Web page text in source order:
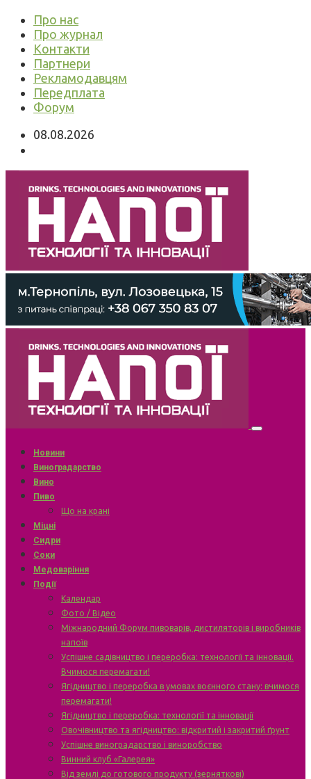
Про нас
Про журнал
Контакти
Партнери
Рекламодавцям
Передплата
Форум
08.08.2026
Новини
Виноградарство
Вино
Пиво
Що на крані
Міцні
Сидри
Соки
Медоваріння
Події
Календар
Фото / Відео
Міжнародний Форум пивоварів, дистиляторів і виробників
напоїв
Успішне садівництво і переробка: технології та інновації.
Вчимося перемагати!
Ягідництво і переробка в умовах воєнного стану: вчимося
перемагати!
Ягідництво і переробка: технології та інновації
Овочівництво та ягідництво: відкритий і закритий ґрунт
Успішне виноградарство і виноробство
Винний клуб «Галерея»
Від землі до готового продукту (зерняткові)